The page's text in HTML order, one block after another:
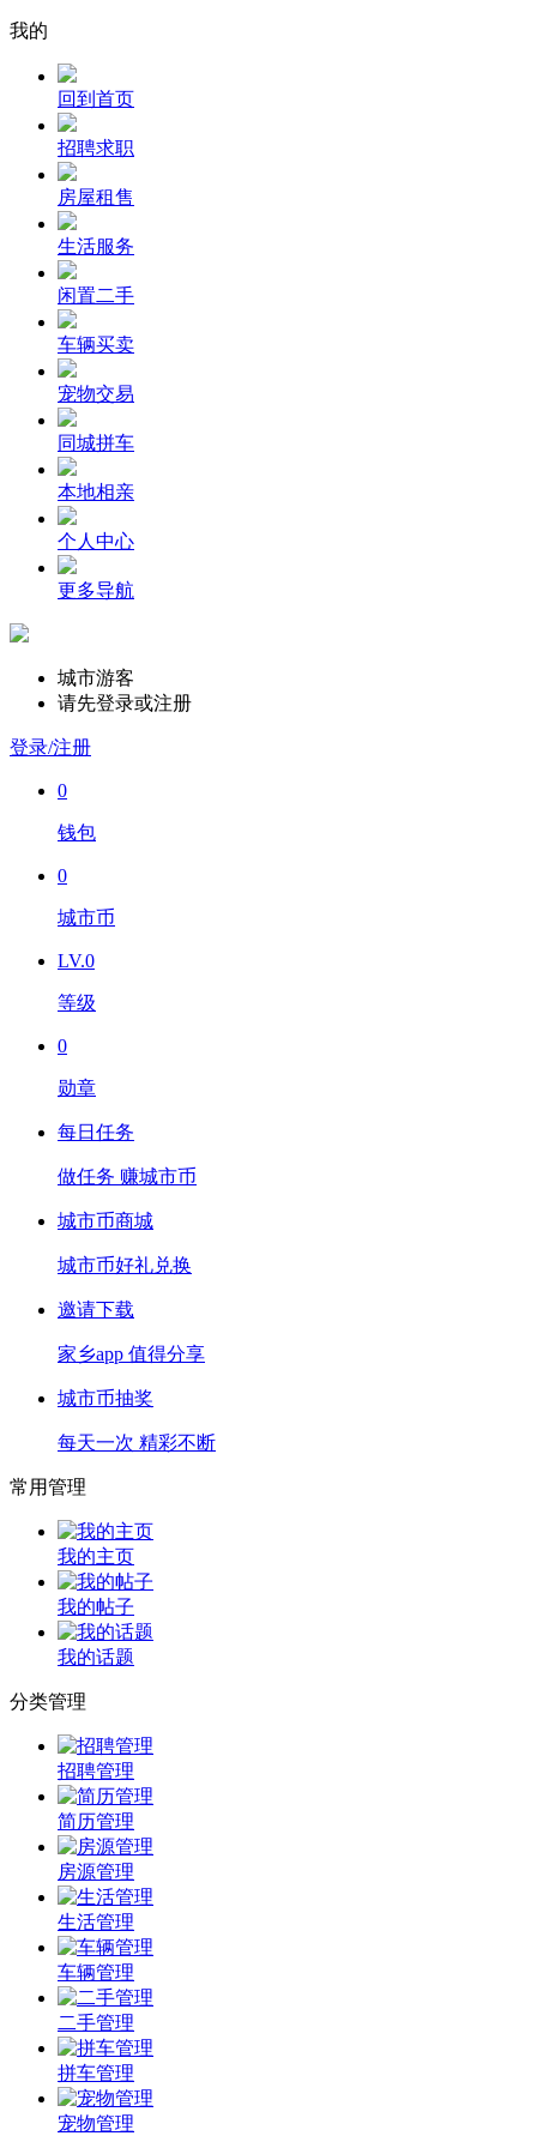
我的
回到首页
招聘求职
房屋租售
生活服务
闲置二手
车辆买卖
宠物交易
同城拼车
本地相亲
个人中心
更多导航
城市游客
请先登录或注册
登录/注册
0
钱包
0
城市币
LV.0
等级
0
勋章
每日任务
做任务 赚城市币
城市币商城
城市币好礼兑换
邀请下载
家乡app 值得分享
城市币抽奖
每天一次 精彩不断
常用管理
我的主页
我的帖子
我的话题
分类管理
招聘管理
简历管理
房源管理
生活管理
车辆管理
二手管理
拼车管理
宠物管理